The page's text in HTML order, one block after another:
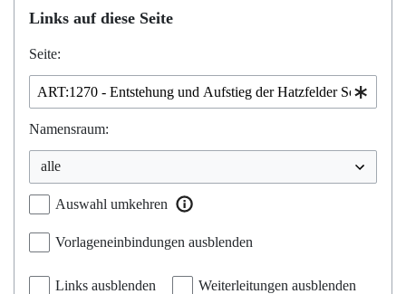
Links auf diese Seite
Seite:
Namensraum:
Auswahl umkehren
Vorlageneinbindungen ausblenden
Links ausblenden Weiterleitungen ausblenden